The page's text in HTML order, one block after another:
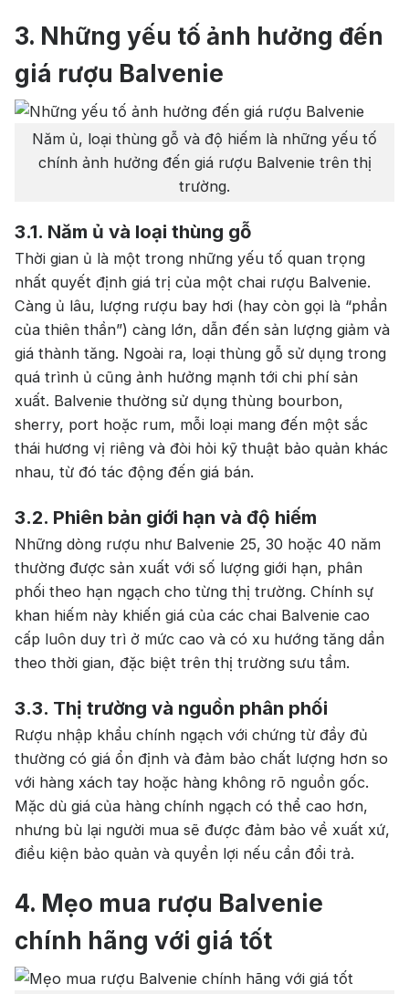
Single Malt Scotch Whisky
Whiskey Mỹ
Vodka Cognac Sake
Thương hiệu nổi bật
Macallan
Johnnie Walker Singleton
Absolut Courvoisier
Danzka
Ưu đãi hot
+ Ưu đãi giữa năm: Ngập tràn quà
tặng, gi rượu siêu hấp dẫn
+ Nhà cung cấp uy tín
3. Những yếu tố ảnh hưởng đến
giá rượu Balvenie
Năm ủ, loại thùng gỗ và độ hiếm là những yếu tố
chính ảnh hưởng đến giá rượu Balvenie trên thị
trường.
3.1. Năm ủ và loại thùng gỗ
Thời gian ủ là một trong những yếu tố quan trọng
nhất quyết định giá trị của một chai rượu Balvenie.
Càng ủ lâu, lượng rượu bay hơi (hay còn gọi là “phần
của thiên thần”) càng lớn, dẫn đến sản lượng giảm và
giá thành tăng. Ngoài ra, loại thùng gỗ sử dụng trong
quá trình ủ cũng ảnh hưởng mạnh tới chi phí sản
xuất. Balvenie thường sử dụng thùng bourbon,
sherry, port hoặc rum, mỗi loại mang đến một sắc
thái hương vị riêng và đòi hỏi kỹ thuật bảo quản khác
nhau, từ đó tác động đến giá bán.
3.2. Phiên bản giới hạn và độ hiếm
Những dòng rượu như Balvenie 25, 30 hoặc 40 năm
thường được sản xuất với số lượng giới hạn, phân
phối theo hạn ngạch cho từng thị trường. Chính sự
khan hiếm này khiến giá của các chai Balvenie cao
cấp luôn duy trì ở mức cao và có xu hướng tăng dần
theo thời gian, đặc biệt trên thị trường sưu tầm.
3.3. Thị trường và nguồn phân phối
Rượu nhập khẩu chính ngạch với chứng từ đầy đủ
thường có giá ổn định và đảm bảo chất lượng hơn so
với hàng xách tay hoặc hàng không rõ nguồn gốc.
Mặc dù giá của hàng chính ngạch có thể cao hơn,
nhưng bù lại người mua sẽ được đảm bảo về xuất xứ,
điều kiện bảo quản và quyền lợi nếu cần đổi trả.
4. Mẹo mua rượu Balvenie
chính hãng với giá tốt